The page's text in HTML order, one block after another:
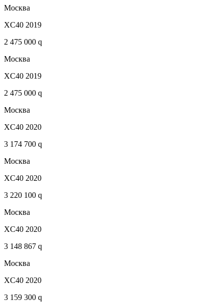
Москва
XC40 2019
2 475 000 q
Москва
XC40 2019
2 475 000 q
Москва
XC40 2020
3 174 700 q
Москва
XC40 2020
3 220 100 q
Москва
XC40 2020
3 148 867 q
Москва
XC40 2020
3 159 300 q